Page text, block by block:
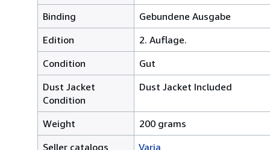
Binding
Gebundene Ausgabe
Edition
2. Auflage.
Condition
Gut
Dust Jacket
Condition
Dust Jacket Included
Weight
200 grams
Seller catalogs
Varia